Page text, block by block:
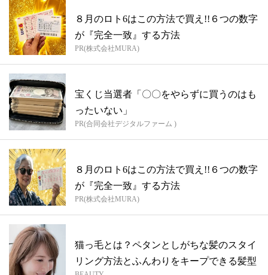
８月のロト6はこの方法で買え!!６つの数字
が『完全一致』する方法
PR(株式会社MURA)
宝くじ当選者「〇〇をやらずに買うのはも
ったいない」
PR(合同会社デジタルファーム )
８月のロト6はこの方法で買え!!６つの数字
が『完全一致』する方法
PR(株式会社MURA)
猫っ毛とは？ペタンとしがちな髪のスタイ
リング方法とふんわりをキープできる髪型